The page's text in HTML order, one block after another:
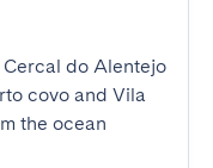
do Alentejo
covo and Vila
the ocean